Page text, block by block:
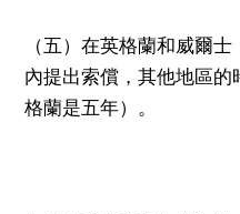
（五）在英格蘭和威爾
內提出索償，其他地區
格蘭是五年）。